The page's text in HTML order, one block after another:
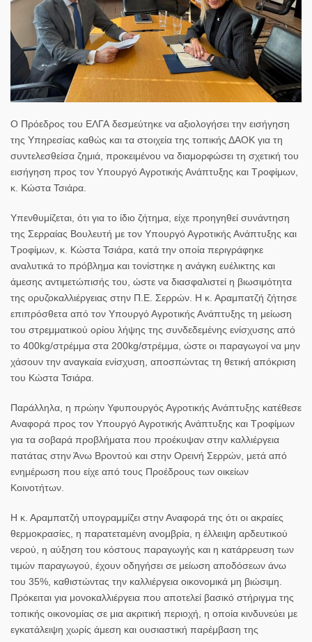
Ο Πρόεδρος του ΕΛΓΑ δεσμεύτηκε να αξιολογήσει την εισήγηση
της Υπηρεσίας καθώς και τα στοιχεία της τοπικής ΔΑΟΚ για τη
συντελεσθείσα ζημιά, προκειμένου να διαμορφώσει τη σχετική του
εισήγηση προς τον Υπουργό Αγροτικής Ανάπτυξης και Τροφίμων,
κ. Κώστα Τσιάρα.
Υπενθυμίζεται, ότι για το ίδιο ζήτημα, είχε προηγηθεί συνάντηση
της Σερραίας Βουλευτή με τον Υπουργό Αγροτικής Ανάπτυξης και
Τροφίμων, κ. Κώστα Τσιάρα, κατά την οποία περιγράφηκε
αναλυτικά το πρόβλημα και τονίστηκε η ανάγκη ευέλικτης και
άμεσης αντιμετώπισής του, ώστε να διασφαλιστεί η βιωσιμότητα
της ορυζοκαλλιέργειας στην Π.Ε. Σερρών. Η κ. Αραμπατζή ζήτησε
επιπρόσθετα από τον Υπουργό Αγροτικής Ανάπτυξης τη μείωση
του στρεμματικού ορίου λήψης της συνδεδεμένης ενίσχυσης από
το 400kg/στρέμμα στα 200kg/στρέμμα, ώστε οι παραγωγοί να μην
χάσουν την αναγκαία ενίσχυση, αποσπώντας τη θετική απόκριση
του Κώστα Τσιάρα.
Παράλληλα, η πρώην Υφυπουργός Αγροτικής Ανάπτυξης κατέθεσε
Αναφορά προς τον Υπουργό Αγροτικής Ανάπτυξης και Τροφίμων
για τα σοβαρά προβλήματα που προέκυψαν στην καλλιέργεια
πατάτας στην Άνω Βροντού και στην Ορεινή Σερρών, μετά από
ενημέρωση που είχε από τους Προέδρους των οικείων
Κοινοτήτων.
Η κ. Αραμπατζή υπογραμμίζει στην Αναφορά της ότι οι ακραίες
θερμοκρασίες, η παρατεταμένη ανομβρία, η έλλειψη αρδευτικού
νερού, η αύξηση του κόστους παραγωγής και η κατάρρευση των
τιμών παραγωγού, έχουν οδηγήσει σε μείωση αποδόσεων άνω
του 35%, καθιστώντας την καλλιέργεια οικονομικά μη βιώσιμη.
Πρόκειται για μονοκαλλιέργεια που αποτελεί βασικό στήριγμα της
τοπικής οικονομίας σε μια ακριτική περιοχή, η οποία κινδυνεύει με
εγκατάλειψη χωρίς άμεση και ουσιαστική παρέμβαση της